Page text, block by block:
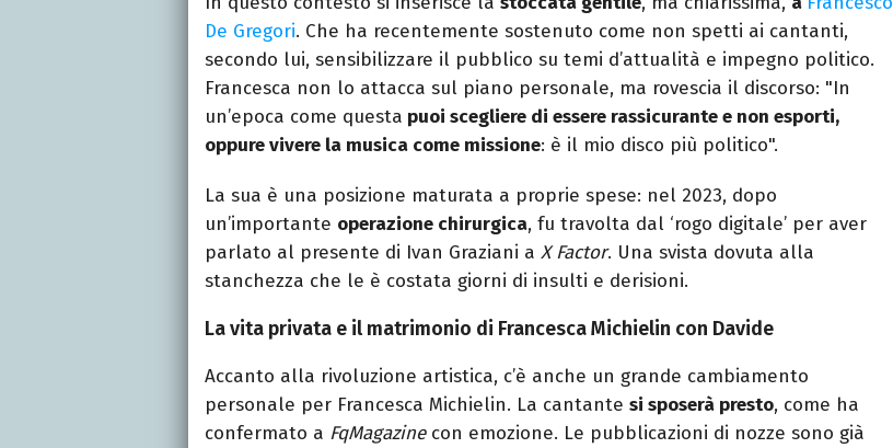
De Gregori. Che ha recentemente sostenuto come non spetti ai cantanti,
secondo lui, sensibilizzare il pubblico su temi d’attualità e impegno politico.
Francesca non lo attacca sul piano personale, ma rovescia il discorso: "In
un’epoca come questa puoi scegliere di essere rassicurante e non esporti,
oppure vivere la musica come missione: è il mio disco più politico".
La sua è una posizione maturata a proprie spese: nel 2023, dopo
un’importante operazione chirurgica, fu travolta dal ‘rogo digitale’ per aver
parlato al presente di Ivan Graziani a X Factor. Una svista dovuta alla
stanchezza che le è costata giorni di insulti e derisioni.
La vita privata e il matrimonio di Francesca Michielin con Davide
Accanto alla rivoluzione artistica, c’è anche un grande cambiamento
personale per Francesca Michielin. La cantante si sposerà presto, come ha
confermato a FqMagazinecon emozione. Le pubblicazioni di nozze sono già